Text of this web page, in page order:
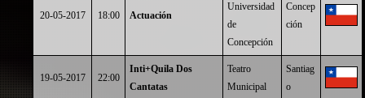
20-05-2017 18:00 Actuación
Universidad
de
Concepción
Concep
ción
19-05-2017 22:00
Inti+Quila Dos
Cantatas
Teatro
Municipal
Santiag
o